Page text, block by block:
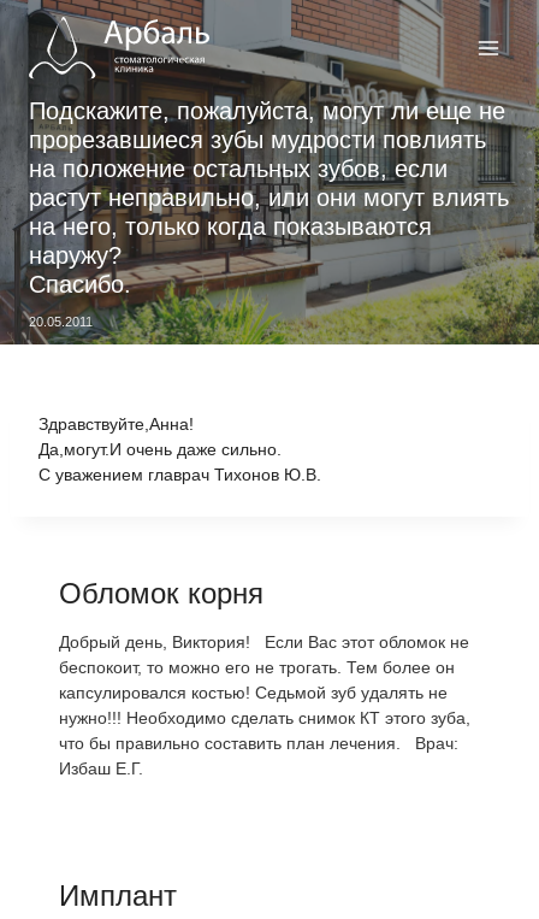
Перейти
содержимому
Подскажите, пожалуйста, могут ли еще не
прорезавшиеся зубы мудрости повлиять
на положение остальных зубов, если
растут неправильно, или они могут влиять
на него, только когда показываются
наружу?
Спасибо.
20.05.2011
Здравствуйте,Анна!
Да,могут.И очень даже сильно.
С уважением главрач Тихонов Ю.В.
Обломок корня
Добрый день, Виктория! Если Вас этот обломок не
беспокоит, то можно его не трогать. Тем более он
капсулировался костью! Седьмой зуб удалять не
нужно!!! Необходимо сделать снимок КТ этого зуба,
что бы правильно составить план лечения. Врач:
Избаш Е.Г.
Имплант